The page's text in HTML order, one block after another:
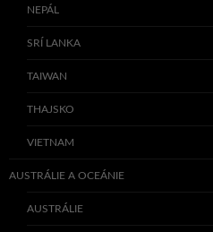
NEPÁL
SRÍ LANKA
TAIWAN
THAJSKO
VIETNAM
AUSTRÁLIE A OCEÁNIE
AUSTRÁLIE